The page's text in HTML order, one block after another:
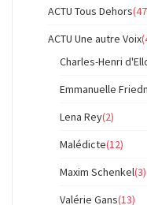
ACTU Tous Dehors
ACTU Une autre Voix
Charles-Henri
Emmanuelle
Lena Rey(2)
Malédicte(12)
Maxim Schenkel(3)
Valérie Gans(13)